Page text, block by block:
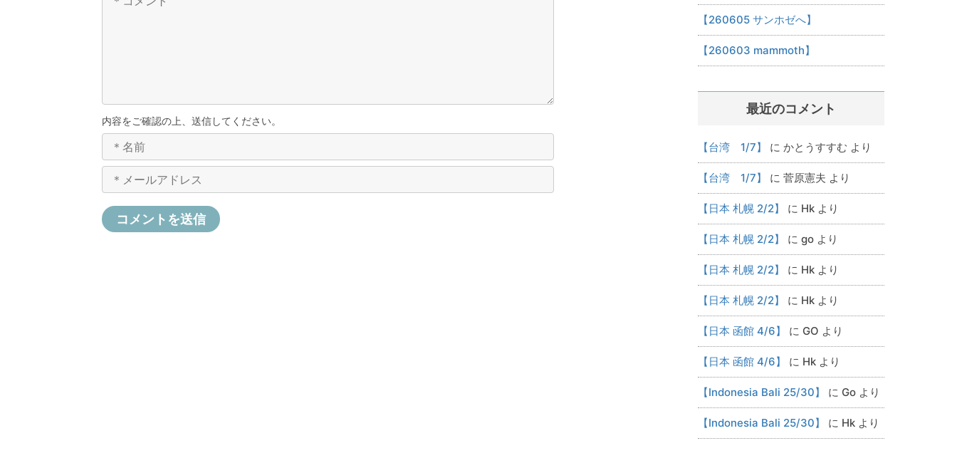
内容をご確認の上、送信してください。
【260605 サンホゼへ】
【260603 mammoth】
最近のコメント
【台湾 1/7】 に かとうすすむ より
【台湾 1/7】 に 菅原憲夫 より
【日本 札幌 2/2】 に Hkより
【日本 札幌 2/2】 に goより
【日本 札幌 2/2】 に Hkより
【日本 札幌 2/2】 に Hkより
【日本 函館 4/6】 に GO より
【日本 函館 4/6】 に Hkより
【Indonesia Bali 25/30】 に Goより
【Indonesia Bali 25/30】 に Hkより